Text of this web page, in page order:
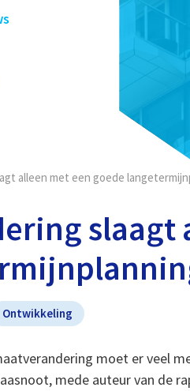
alleen met een goede
slaagt
Ontwikkeling
moet er veel
mede auteur van de